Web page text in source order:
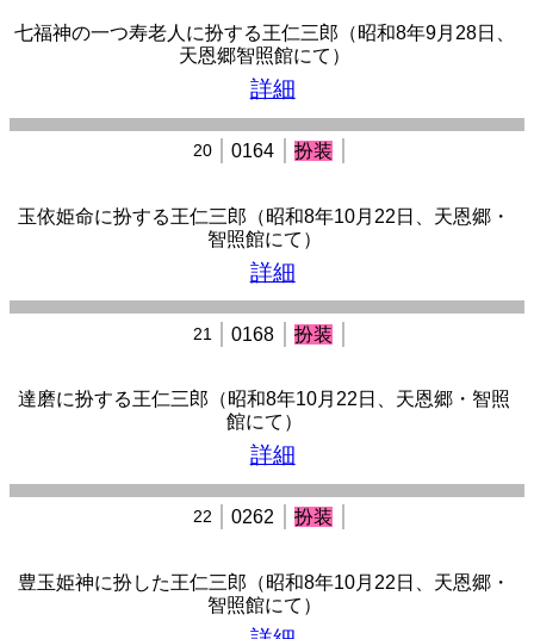
七福神の一つ寿老人に扮する王仁三郎（昭和8年9月28日、
天恩郷智照館にて）
詳細
20 0164 扮装
玉依姫命に扮する王仁三郎（昭和8年10月22日、天恩郷・
智照館にて）
詳細
21 0168 扮装
達磨に扮する王仁三郎（昭和8年10月22日、天恩郷・智照
館にて）
詳細
22 0262 扮装
豊玉姫神に扮した王仁三郎（昭和8年10月22日、天恩郷・
智照館にて）